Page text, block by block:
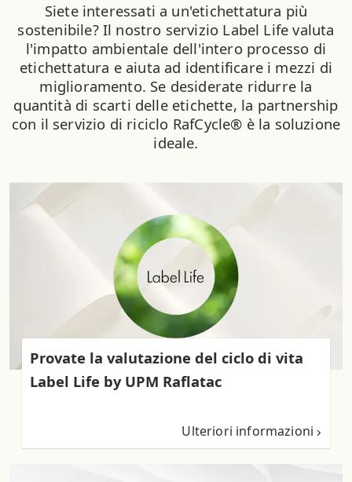
Siete interessati a un'etichettatura più
sostenibile? Il nostro servizio Label Life valuta
l'impatto ambientale dell'intero processo di
etichettatura e aiuta ad identificare i mezzi di
miglioramento. Se desiderate ridurre la
quantità di scarti delle etichette, la partnership
con il servizio di riciclo RafCycle® è la soluzione
ideale.
Provate la valutazione del ciclo di vita
Label Life by UPM Raflatac
Ulteriori informazioni